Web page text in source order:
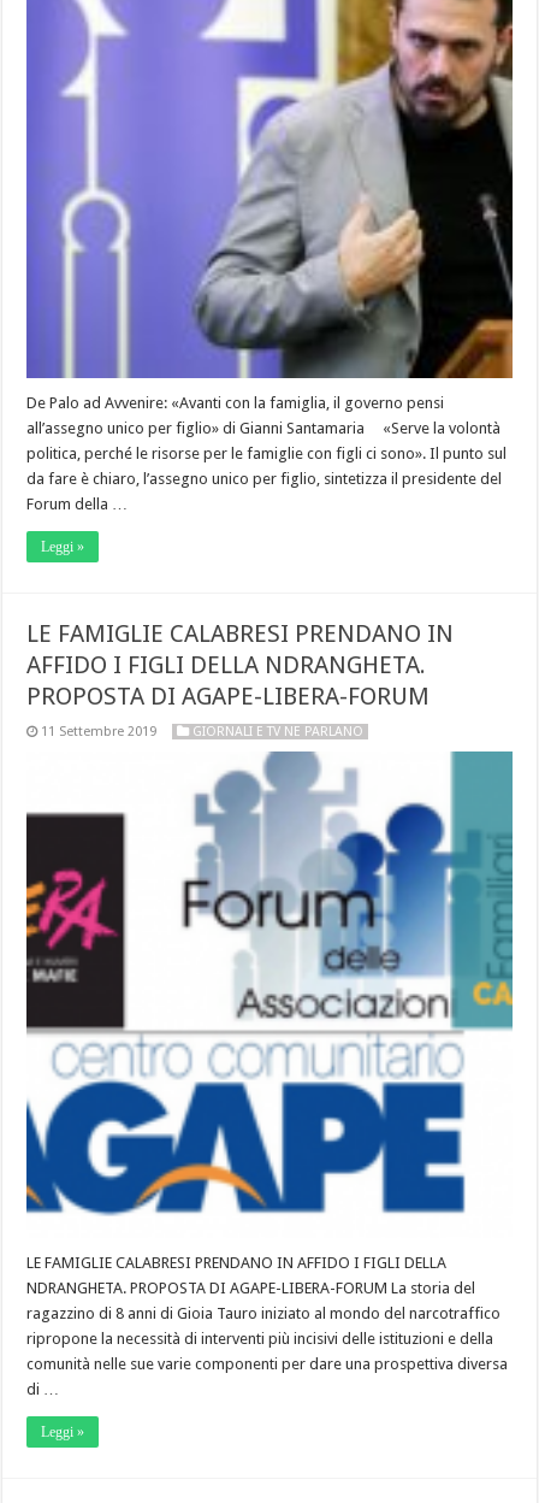
De Palo ad Avvenire: «Avanti con la famiglia, il governo pensi
all’assegno unico per figlio» di Gianni Santamaria «Serve la volontà
politica, perché le risorse per le famiglie con figli ci sono». Il punto sul
da fare è chiaro, l’assegno unico per figlio, sintetizza il presidente del
Forum della …
Leggi »
LE FAMIGLIE CALABRESI PRENDANO IN
AFFIDO I FIGLI DELLA NDRANGHETA.
PROPOSTA DI AGAPE-LIBERA-FORUM
11 Settembre 2019 GIORNALI E TV NE PARLANO
LE FAMIGLIE CALABRESI PRENDANO IN AFFIDO I FIGLI DELLA
NDRANGHETA. PROPOSTA DI AGAPE-LIBERA-FORUM La storia del
ragazzino di 8 anni di Gioia Tauro iniziato al mondo del narcotraffico
ripropone la necessità di interventi più incisivi delle istituzioni e della
comunità nelle sue varie componenti per dare una prospettiva diversa
di …
Leggi »